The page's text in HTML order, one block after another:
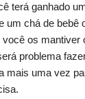
terá ganhado
um chá de bebê
os mantiver
problema
mais uma vez